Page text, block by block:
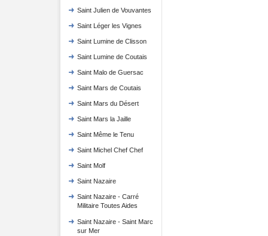
Saint Julien de Vouvantes
Saint Léger les Vignes
Saint Lumine de Clisson
Saint Lumine de Coutais
Saint Malo de Guersac
Saint Mars de Coutais
Saint Mars du Désert
Saint Mars la Jaille
Saint Même le Tenu
Saint Michel Chef Chef
Saint Molf
Saint Nazaire
Saint Nazaire - Carré
Militaire Toutes Aides
Saint Nazaire - Saint Marc
sur Mer